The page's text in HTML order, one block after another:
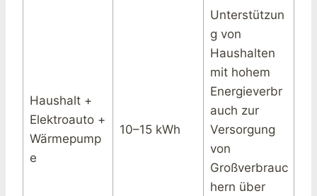
Haushalt +
Elektroauto +
Wärmepump
e
10–15 kWh
Unterstützun
g von
Haushalten
mit hohem
Energieverbr
auch zur
Versorgung
von
Großverbrauc
hern über